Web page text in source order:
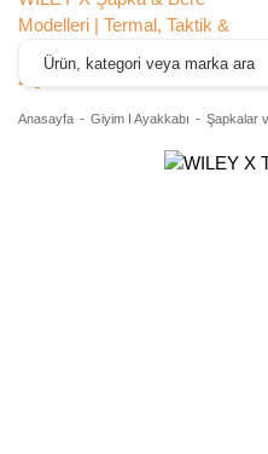
Anasayfa Giyim I Ayakkabı Şapkalar